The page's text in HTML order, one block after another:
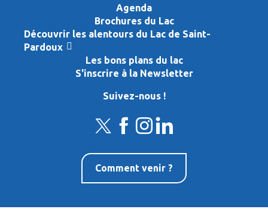
Agenda
Brochures du Lac
Découvrir les alentours du Lac de Saint-
Pardoux
Les bons plans du lac
S'inscrire à la Newsletter
Suivez-nous !
Comment venir ?